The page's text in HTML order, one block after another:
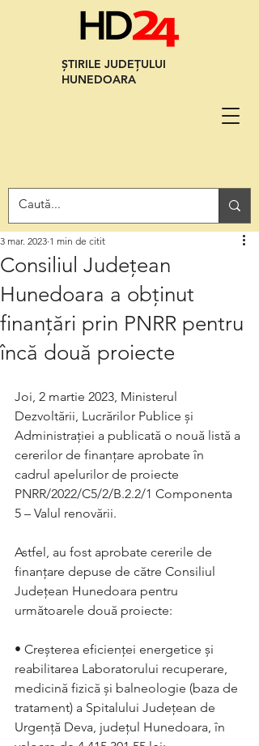
ȘTIRILE JUDEȚULUI
HUNEDOARA
Consiliul Județean
Hunedoara a obținut
finanțări prin PNRR pentru
încă două proiecte
3 mar. 2023 1 min de citit
Joi, 2 martie 2023, Ministerul
Dezvoltării, Lucrărilor Publice și
Administrației a publicată o nouă listă a
cererilor de finanțare aprobate în
cadrul apelurilor de proiecte
PNRR/2022/C5/2/B.2.2/1 Componenta
5 – Valul renovării.
Astfel, au fost aprobate cererile de
finanțare depuse de către Consiliul
Județean Hunedoara pentru
următoarele două proiecte:
• Creșterea eficienței energetice și
reabilitarea Laboratorului recuperare,
medicină fizică și balneologie (baza de
tratament) a Spitalului Județean de
Urgență Deva, județul Hunedoara, în